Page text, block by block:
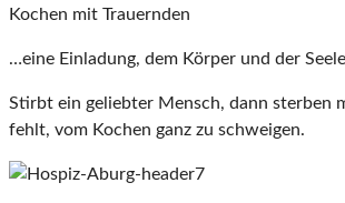
Kochen mit Trauernden
…eine Einladung, dem Körper und der
Stirbt ein geliebter Mensch, dann sterben
fehlt, vom Kochen ganz zu schweigen.